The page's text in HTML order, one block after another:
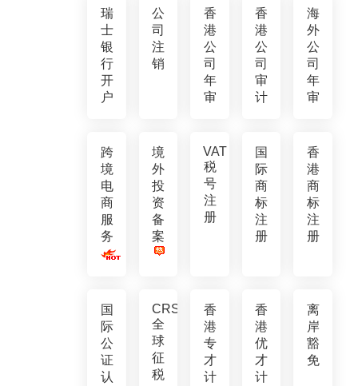
瑞
士
银
行
开
户
公
司
注
销
香
港
公
司
年
审
香
港
公
司
审
计
海
外
公
司
年
审
跨
境
电
商
服
务
境
外
投
资
备
案
VAT
税
号
注
册
国
际
商
标
注
册
香
港
商
标
注
册
国
际
公
证
认
CRS
全
球
征
税
香
港
专
才
计
香
港
优
才
计
离
岸
豁
免